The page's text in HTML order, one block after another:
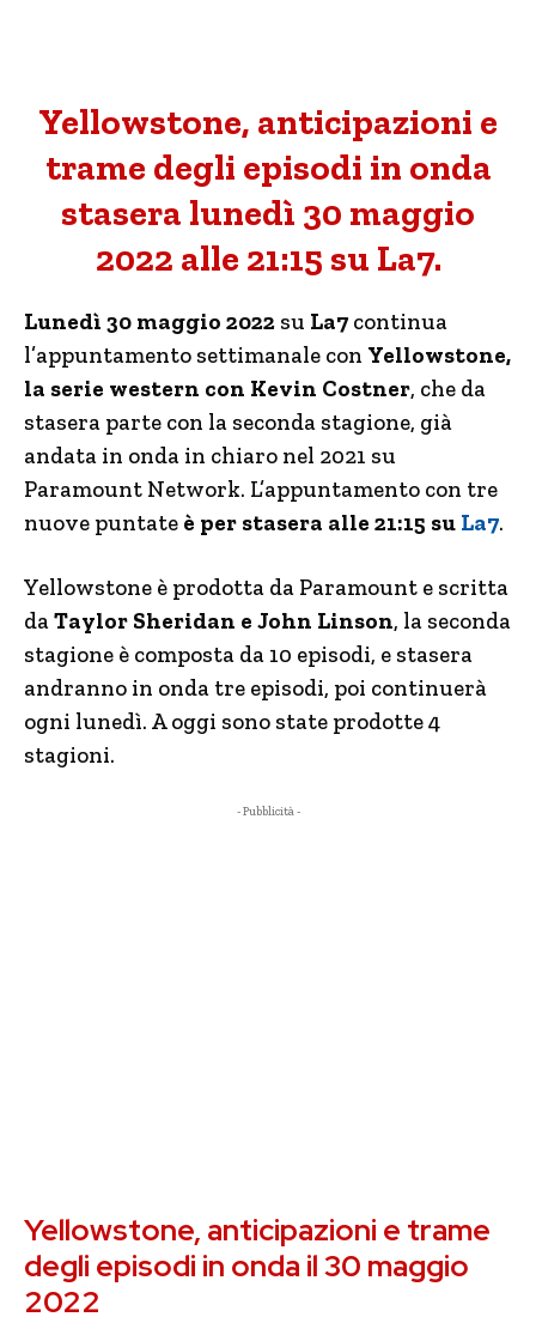
Yellowstone, anticipazioni e
trame degli episodi in onda
stasera lunedì 30 maggio
2022 alle 21:15 su La7.
Lunedì 30 maggio 2022 su La7 continua
l’appuntamento settimanale con Yellowstone,
la serie western con Kevin Costner, che da
stasera parte con la seconda stagione, già
andata in onda in chiaro nel 2021 su
Paramount Network. L’appuntamento con tre
nuove puntate è per stasera alle 21:15 su La7.
Yellowstone è prodotta da Paramount e scritta
daTaylor Sheridan e John Linson, la seconda
stagione è composta da 10 episodi, e stasera
andranno in onda tre episodi, poi continuerà
ogni lunedì. A oggi sono state prodotte 4
stagioni.
- Pubblicità -
Yellowstone, anticipazioni e trame
degli episodi in onda il 30 maggio
2022